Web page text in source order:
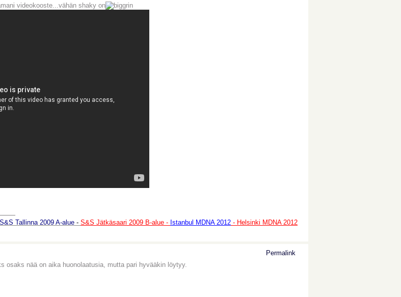
videokooste...vähän shaky on
S&S Tallinna 2009 A-alue - S&S Jätkäsaari 2009 B-alue - Istanbul MDNA 2012 - Helsinki MDNA 2012
Permalink
osaks nää on aika huonolaatusia, mutta pari hyvääkin löytyy.